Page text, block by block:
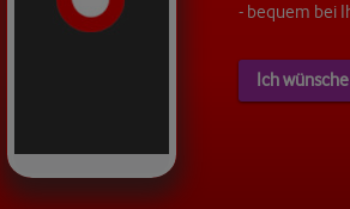
- bequem bei
Ich